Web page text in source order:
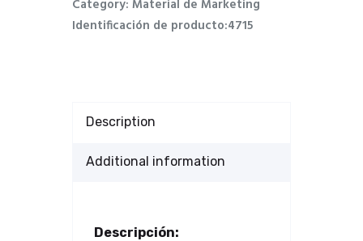
Category: Material de Marketing
Identificación de producto:4715
Description
Additional information
Descripción: